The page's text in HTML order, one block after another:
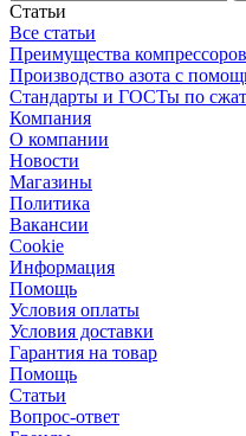
Статьи
Все статьи
Преимущества
Производство азота с
Стандарты и ГОСТы по
Компания
О компании
Новости
Магазины
Политика
Вакансии
Сookie
Информация
Помощь
Условия оплаты
Условия доставки
Гарантия на товар
Помощь
Статьи
Вопрос-ответ